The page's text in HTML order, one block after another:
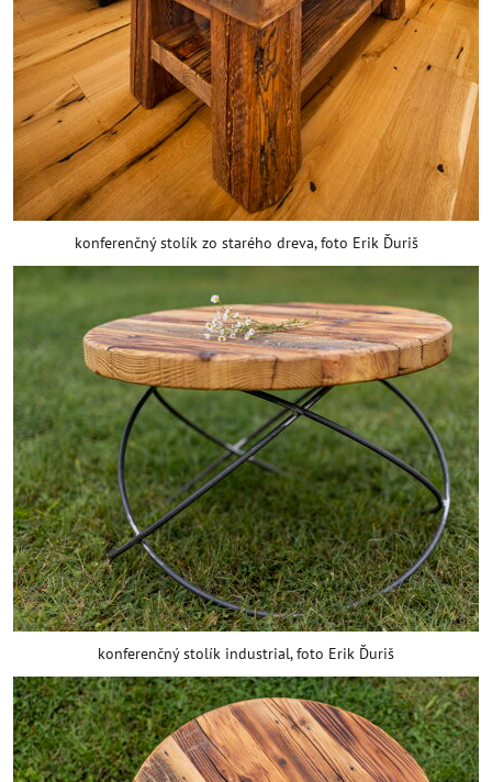
konferenčný stolík zo starého dreva, foto Erik Ďuriš
konferenčný stolík industrial, foto Erik Ďuriš